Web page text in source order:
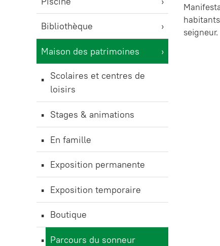
Bibliothèque
Maison des patrimoines
Scolaires et centres de
loisirs
Stages & animations
En famille
Exposition permanente
Exposition temporaire
Boutique
Parcours du sonneur
seigneur.